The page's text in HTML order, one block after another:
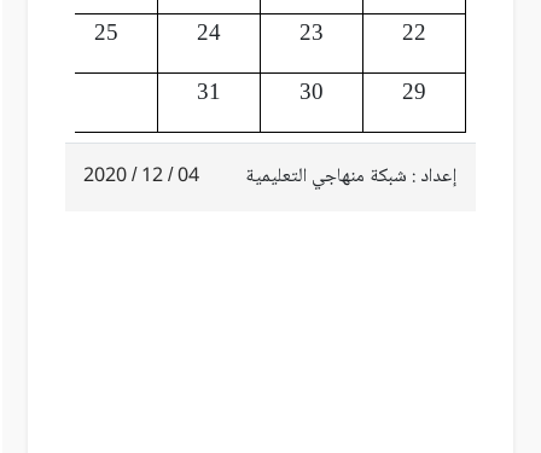
22
23
24
25
29
30
31
إعداد : شبكة منهاجي التعليمية 04 / 12 / 2020